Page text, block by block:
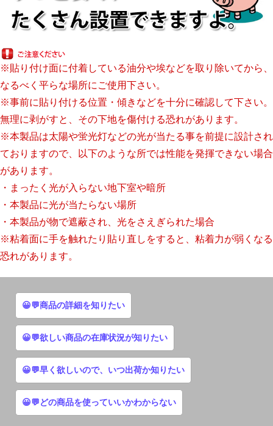
※貼り付け面に付着している油分や埃などを取り除いてから、
なるべく平らな場所にご使用下さい。
※事前に貼り付ける位置・傾きなどを十分に確認して下さい。
無理に剥がすと、その下地を傷付ける恐れがあります。
※本製品は太陽や蛍光灯などの光が当たる事を前提に設計され
ておりますので、以下のような所では性能を発揮できない場合
があります。
・まったく光が入らない地下室や暗所
・本製品に光が当たらない場所
・本製品が物で遮蔽され、光をさえぎられた場合
※粘着面に手を触れたり貼り直しをすると、粘着力が弱くなる
恐れがあります。
😀💬商品の詳細を知りたい
😀💬欲しい商品の在庫状況が知りたい
😀💬早く欲しいので、いつ出荷か知りたい
😀💬どの商品を使っていいかわからない